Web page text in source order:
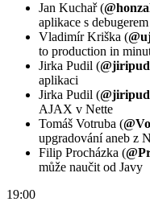
Jan Kuchař (
aplikace s
Vladimír Kriška (
to production in
Jirka Pudil (
aplikaci
Jirka Pudil (
AJAX v Nette
Tomáš Votruba (
upgradování aneb z
Filip Procházka (
může naučit od Javy
19:00